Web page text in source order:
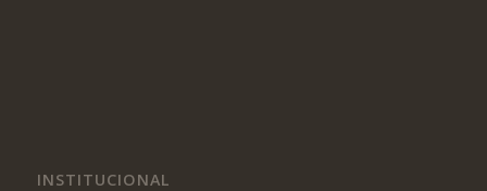
INSTITUCIONAL